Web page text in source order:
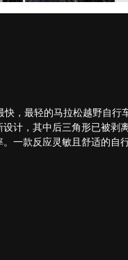
快，最轻的马拉松越野自
计，其中后三角形已被
一款反应灵敏且舒适的自